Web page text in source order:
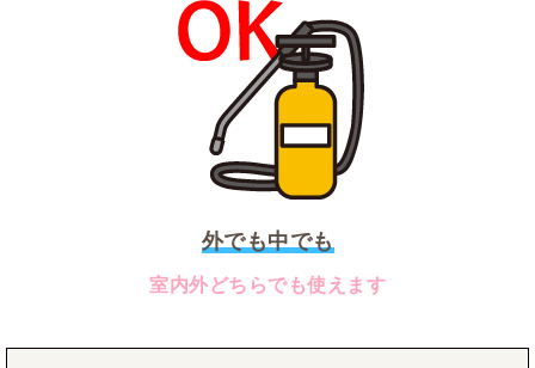
外でも中でも
室内外どちらでも使えます